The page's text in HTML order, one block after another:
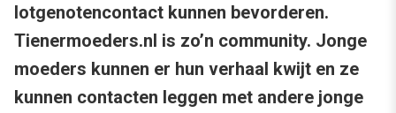
lotgenotencontact kunnen bevorderen.
Tienermoeders.nl is zo’n community. Jonge
moeders kunnen er hun verhaal kwijt en ze
kunnen contacten leggen met andere jonge